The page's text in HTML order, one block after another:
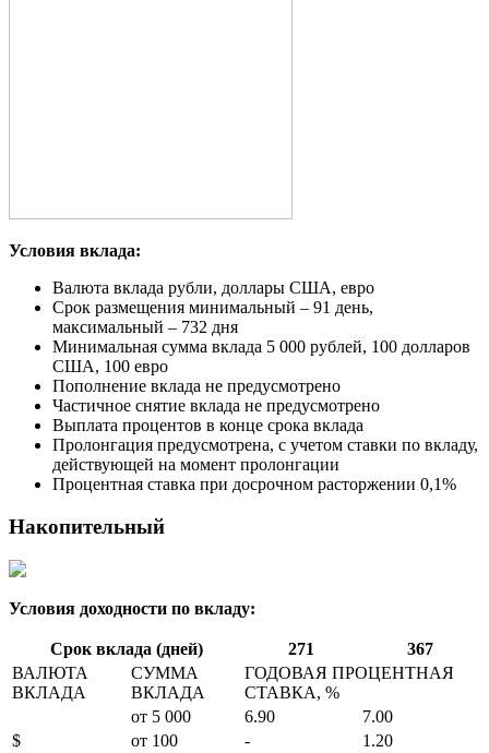
Условия вклада:
Валюта вклада рубли, доллары США, евро
Срок размещения минимальный – 91 день,
максимальный – 732 дня
Минимальная сумма вклада 5 000 рублей, 100 долларов
США, 100 евро
Пополнение вклада не предусмотрено
Частичное снятие вклада не предусмотрено
Выплата процентов в конце срока вклада
Пролонгация предусмотрена, с учетом ставки по вкладу,
действующей на момент пролонгации
Процентная ставка при досрочном расторжении 0,1%
Накопительный
Условия доходности по вкладу:
Срок вклада (дней) 271
367
ВАЛЮТА
ВКЛАДА
СУММА
ВКЛАДА
ГОДОВАЯ ПРОЦЕНТНАЯ
СТАВКА, %
от 5 000
6.90
7.00
$
от 100 -
1.20